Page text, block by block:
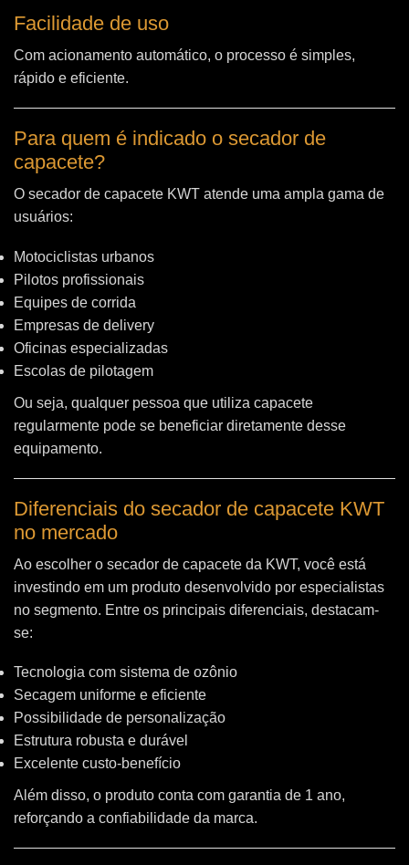
Facilidade de uso
Com acionamento automático, o processo é simples,
rápido e eficiente.
Para quem é indicado o secador de
capacete?
O secador de capacete KWT atende uma ampla gama de
usuários:
Motociclistas urbanos
Pilotos profissionais
Equipes de corrida
Empresas de delivery
Oficinas especializadas
Escolas de pilotagem
Ou seja, qualquer pessoa que utiliza capacete
regularmente pode se beneficiar diretamente desse
equipamento.
Diferenciais do secador de capacete KWT
no mercado
Ao escolher o secador de capacete da KWT, você está
investindo em um produto desenvolvido por especialistas
no segmento. Entre os principais diferenciais, destacam-
se:
Tecnologia com sistema de ozônio
Secagem uniforme e eficiente
Possibilidade de personalização
Estrutura robusta e durável
Excelente custo-benefício
Além disso, o produto conta com garantia de 1 ano,
reforçando a confiabilidade da marca.